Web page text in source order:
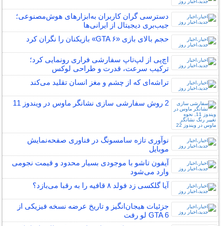
دسترسی گران کاربران به‌ابزارهای هوش‌مصنوعی؛
جیب‌بری دیجیتال از ایرانی‌ها
حجم بالای بازی «GTA ۶» بازیکنان را نگران کرد
اچ‌پی از لپ‌تاپ سفارشی فراری رونمایی کرد؛
ترکیب سرعت، قدرت و طراحی لوکس
تراشه‌ای که از چشم و مغز انسان تقلید می‌کند
2 روش سفارشی سازی نشانگر ماوس در ویندوز 11
نوآوری تازه سامسونگ در فناوری صفحه‌نمایش‌
موبایل
آیفون تاشو با موجودی بسیار محدود و قیمت نجومی
وارد می‌شود
آیا گلکسی زد فولد ۸ قافیه را به رقبا می‌بازد؟
جزئیات هیجان‌انگیز و تاریخ عرضه نسخه فیزیکی از
GTA 6 لو رفت